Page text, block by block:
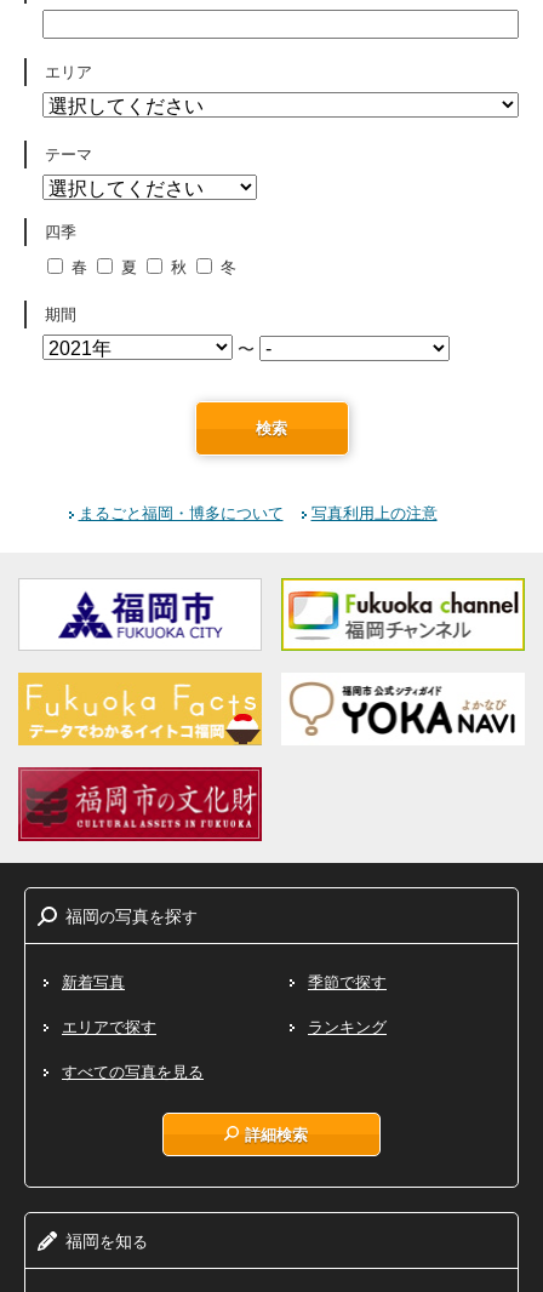
エリア
テーマ
四季
春
夏 秋 冬
期間
〜
検索
まるごと福岡・博多について 写真利用上の注意
福岡の写真を探す
新着写真 季節で探す
エリアで探す ランキング
すべての写真を見る
詳細検索
福岡を知る